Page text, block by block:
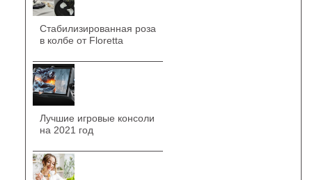
Стабилизированная роза
в колбе от Floretta
Лучшие игровые консоли
на 2021 год